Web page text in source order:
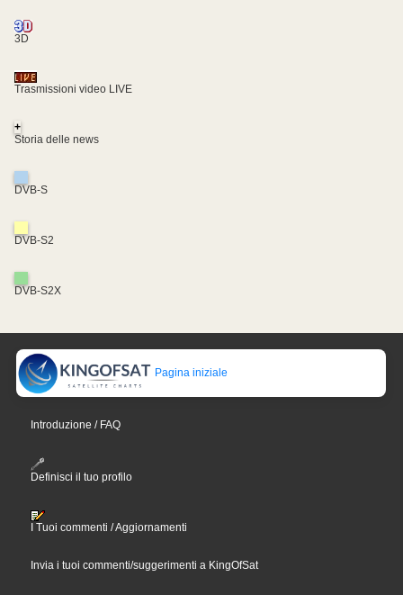
3D
Trasmissioni video LIVE
+
Storia delle news
DVB-S
DVB-S2
DVB-S2X
Pagina iniziale
Introduzione / FAQ
Definisci il tuo profilo
I Tuoi commenti / Aggiornamenti
Invia i tuoi commenti/suggerimenti a KingOfSat